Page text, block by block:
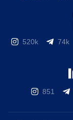
520k 74k
851